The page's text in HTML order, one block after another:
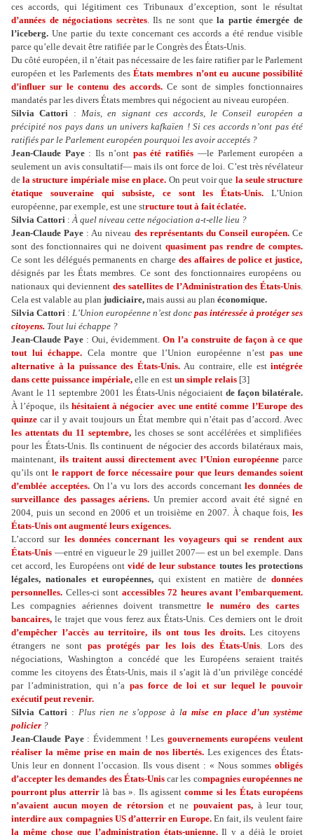
ces accords, qui légitiment ces Tribunaux d’exception, sont le résultat
d’années de négociations secrètes. Ils ne sont quela partie émergée de
l’iceberg. Une partie du texte concernant ces accords a été rendue visible
parce qu’elle devait être ratifiée par le Congrès des États-Unis.
Du côté européen, il n’était pas nécessaire de les faire ratifier par le Parlement
européen et les Parlements des États membres n’ont eu aucune possibilité
d’influer sur le contenu des accords. Ce sont de simples fonctionnaires
mandatés par les divers États membres qui négocient au niveau européen.
Silvia Cattori :Mais, en signant ces accords, le Conseil européen a
précipité nos pays dans un univers kafkaïen ! Si ces accords n’ont pas été
ratifiés par le Parlement européen pourquoi les avoir acceptés ?
Jean-Claude Paye: Ils n’ontpas été ratifiés —le Parlement européen a
seulement un avis consultatif— mais ils ont force de loi. C’est très révélateur
de la structure impériale mise en place. On peut voir que la seule structure
étatique souveraine qui subsiste, ce sont les États-Unis. L’Union
européenne, par exemple, est une structure tout à fait éclatée.
Silvia Cattori :À quel niveau cette négociation a-t-elle lieu ?
Jean-Claude Paye : Au niveau des représentants du Conseil européen.Ce
sont des fonctionnaires qui ne doiventquasiment pas rendre de comptes.
Ce sont les délégués permanents en charge des affaires de police et justice,
désignés par les États membres. Ce sont des fonctionnaires européens ou
nationaux qui deviennent des satellites de l’Administration des États-Unis.
Cela est valable au plan judiciaire, mais aussi au plan économique.
Silvia Cattori : L’Union européenne n’est donc pas intéressée à protéger ses
citoyens. Tout lui échappe ?
Jean-Claude Paye : Oui, évidemment. On l’a construite de façon à ce que
tout lui échappe. Cela montre que l’Union européenne n’estpas une
alternative à la puissance des États-Unis. Au contraire, elle est intégrée
dans cette puissance impériale, elle en est un simple relais [3]
Avant le 11 septembre 2001 les États-Unis négociaient de façon bilatérale.
À l’époque, ilshésitaient à négocier avec une entité comme l’Europe des
quinze car il y avait toujours un État membre qui n’était pas d’accord. Avec
les attentats du 11 septembre, les choses se sont accélérées et simplifiées
pour les États-Unis. Ils continuent de négocier des accords bilatéraux mais,
maintenant, ils traitent aussi directement avec l’Union européenne parce
qu’ils ont le rapport de force nécessaire pour que leurs demandes soient
d’emblée acceptées.On l’a vu lors des accords concernantles données de
surveillance des passages aériens. Un premier accord avait été signé en
2004, puis un second en 2006 et un troisième en 2007. À chaque fois, les
États-Unis ont augmenté leurs exigences.
L’accord sur les données concernant les voyageurs qui se rendent aux
États-Unis —entré en vigueur le 29 juillet 2007— est un bel exemple. Dans
cet accord, les Européens ont vidé de leur substance toutes les protections
légales, nationales et européennes, qui existent en matière de données
personnelles. Celles-ci sont accessibles 72 heures avant l’embarquement.
Les compagnies aériennes doivent transmettrele numéro des cartes
bancaires,le trajet que vous ferez aux États-Unis. Ces derniers ont le droit
d’empêcher l’accès au territoire, ils ont tous les droits.Les citoyens
étrangers ne sont pas protégés par les lois des États-Unis. Lors des
négociations, Washington a concédé que les Européens seraient traités
comme les citoyens des États-Unis, mais il s’agit là d’un privilège concédé
par l’administration, qui n’a pas force de loi et sur lequel le pouvoir
exécutif peut revenir.
Silvia Cattori : Plus rien ne s’oppose à la mise en place d’un système
policier ?
Jean-Claude Paye: Évidemment ! Les gouvernements européens veulent
réaliser la même prise en main de nos libertés. Les exigences des États-
Unis leur en donnent l’occasion. Ils vous disent : « Nous sommes obligés
d’accepter les demandes des États-Uniscar les compagnies européennes ne
pourront plus atterrirlà bas ». Ils agissentcomme si les États européens
n’avaient aucun moyen de rétorsion et ne pouvaient pas,à leur tour,
interdire aux compagnies US d’atterrir en Europe.En fait, ils veulent faire
la même chose que l’administration états-unienne.Il y a déjà le projet